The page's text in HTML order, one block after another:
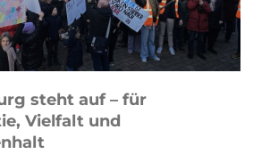
steht auf – für
Vielfalt und